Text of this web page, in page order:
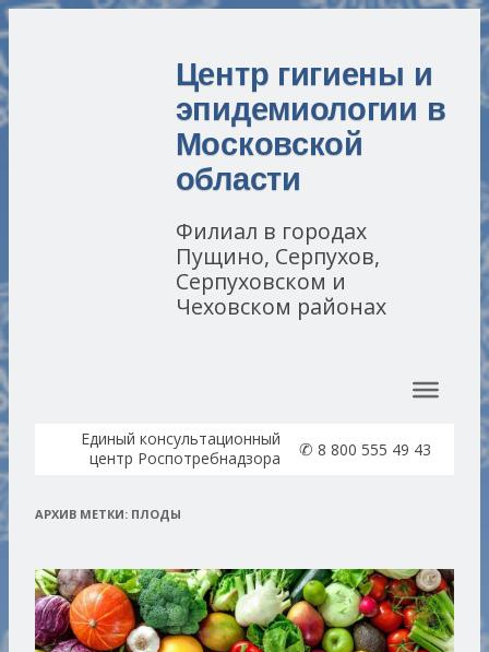
Центр гигиены и
эпидемиологии в
Московской
области
Филиал в городах
Пущино, Серпухов,
Серпуховском и
Чеховском районах
Единый консультационный
центр Роспотребнадзора
✆ 8 800 555 49 43
АРХИВ МЕТКИ: ПЛОДЫ